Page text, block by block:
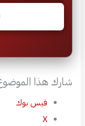
شارك هذا
فيس بوك
X